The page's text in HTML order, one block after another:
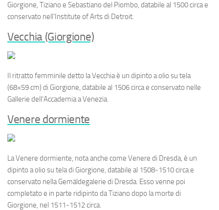
Giorgione, Tiziano e Sebastiano del Piombo, databile al 1500 circa e
conservato nell’Institute of Arts di Detroit.
Vecchia (Giorgione)
Il ritratto femminile detto laVecchiaè un dipinto a olio su tela
(68×59 cm) di Giorgione, databile al 1506 circa e conservato nelle
Gallerie dell’Accademia a Venezia.
Venere dormiente
LaVenere dormiente, nota anche come Venere di Dresda, è un
dipinto a olio su tela di Giorgione, databile al 1508-1510 circa e
conservato nella Gemäldegalerie di Dresda. Esso venne poi
completato e in parte ridipinto da Tiziano dopo la morte di
Giorgione, nel 1511-1512 circa.